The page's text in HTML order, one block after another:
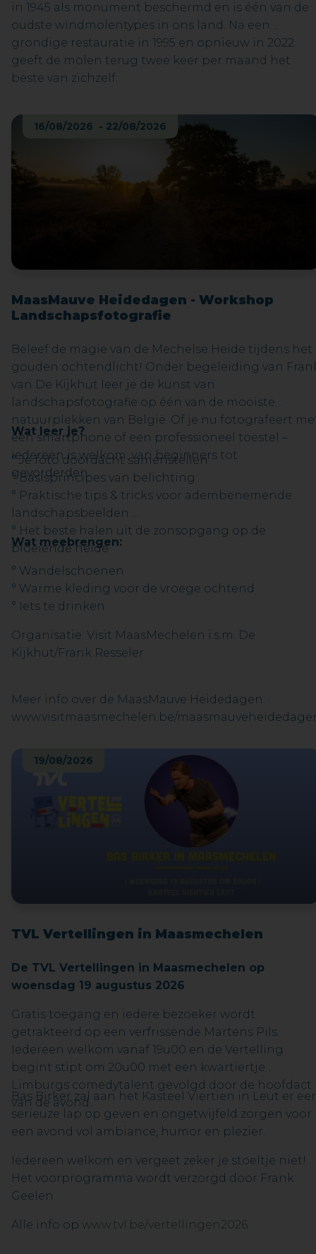
in 1945 als monument beschermd en is één van de
oudste windmolentypes in ons land. Na een
grondige restauratie in 1995 en opnieuw in 2022
geeft de molen terug twee keer per maand het
beste van zichzelf.
16/08/2026 - 22/08/2026
MaasMauve Heidedagen - Workshop
Landschapsfotografie
Beleef de magie van de Mechelse Heide tijdens het
gouden ochtendlicht! Onder begeleiding van
van De Kijkhut leer je de kunst van
landschapsfotografie op één van de mooiste
natuurplekken van België. Of je nu fotografeert
een smartphone of een professioneel toestel –
iedereen is welkom: van beginners tot
gevorderden.
Wat leer je?
° Je foto doordacht samenstellen
° Basisprincipes van belichting
° Praktische tips & tricks voor adembenemende
landschapsbeelden
° Het beste halen uit de zonsopgang op de
bloeiende heide
Wat meebrengen:
° Wandelschoenen
° Warme kleding voor de vroege ochtend
° Iets te drinken
Organisatie: Visit MaasMechelen i.s.m. De
Kijkhut/Frank Resseler
Meer info over de MaasMauve Heidedagen:
www.visitmaasmechelen.be/
19/08/2026
TVL Vertellingen in Maasmechelen
De TVL Vertellingen in Maasmechelen op
woensdag 19 augustus 2026
Gratis toegang en iedere bezoeker wordt
getrakteerd op een verfrissende Martens Pils.
Iedereen welkom vanaf 19u00 en de Vertelling
begint stipt om 20u00 met een kwartiertje
Limburgs comedytalent gevolgd door de hoofdact
van de avond.
Bas Birker zal aan het Kasteel Viertien in Leut er
serieuze lap op geven en ongetwijfeld zorgen voor
een avond vol ambiance, humor en plezier.
Iedereen welkom en vergeet zeker je stoeltje niet!
Het voorprogramma wordt verzorgd door Frank
Geelen.
Alle info op www.tvl.be/vertellingen2026